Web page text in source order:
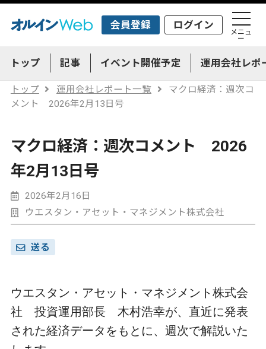
会員登録 ログイン
メニュ
ー
トップ 記事 イベント開催予定 運用会社レポ
トップ 運用会社レポート一覧
マクロ経済：週次コ
メント 2026年2月13日号
マクロ経済：週次コメント 2026
年2月13日号
2026年2月16日
ウエスタン・アセット・マネジメント株式会社
送る
ウエスタン・アセット・マネジメント株式会
社 投資運用部長 木村浩幸が、直近に発表
された経済データをもとに、週次で解説いた